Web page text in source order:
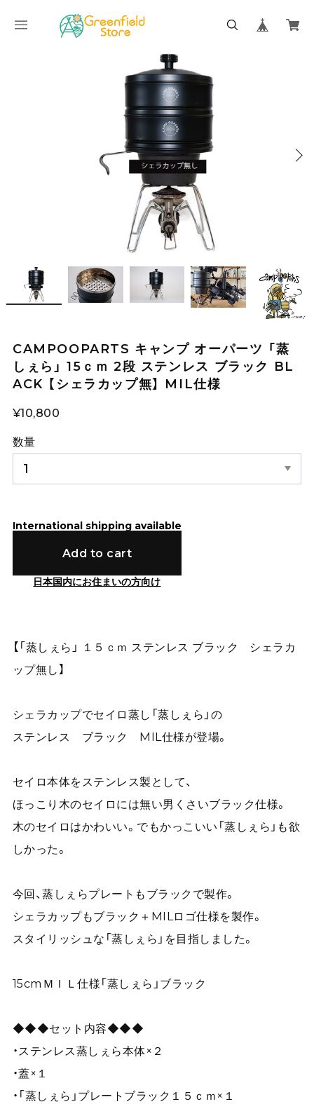
CAMPOOPARTS キャンプ オーパーツ 「蒸
しぇら」 15ｃｍ 2段 ステンレス ブラック BL
ACK 【シェラカップ無】 MIL仕様
¥10,800
数量
International shipping available
Add to cart
日本国内にお住まいの方向け
【「蒸しぇら」 １５ｃｍ ステンレス ブラック シェラカ
ップ無し】
シェラカップでセイロ蒸し「蒸しぇら」の
ステンレス ブラック MIL仕様が登場。
セイロ本体をステンレス製として、
ほっこり木のセイロには無い男くさいブラック仕様。
木のセイロはかわいい。でもかっこいい「蒸しぇら」も欲
しかった。
今回、蒸しぇらプレートもブラックで製作。
シェラカップもブラック＋MILロゴ仕様を製作。
スタイリッシュな「蒸しぇら」を目指しました。
15cmＭＩＬ仕様「蒸しぇら」ブラック
◆◆◆セット内容◆◆◆
・ステンレス蒸しぇら本体×２
・蓋×１
・「蒸しぇら」プレートブラック１５ｃｍ×１